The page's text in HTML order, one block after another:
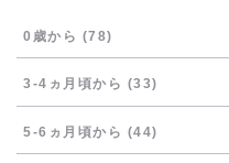
0歳から (78)
3-4ヵ月頃から (33)
5-6ヵ月頃から (44)